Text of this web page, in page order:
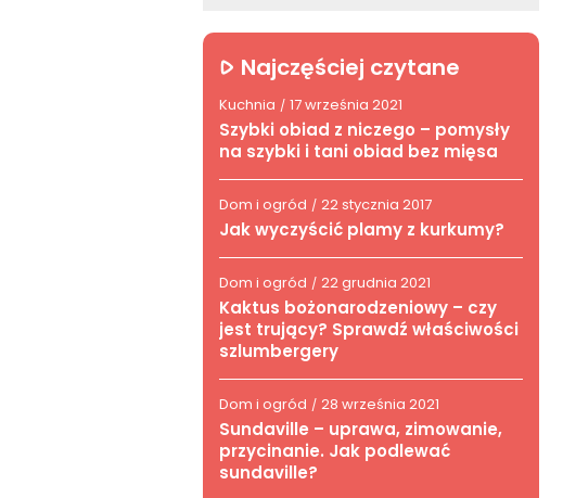
Najczęściej czytane
Kuchnia / 17 września 2021
Szybki obiad z niczego – pomysły
na szybki i tani obiad bez mięsa
Dom i ogród / 22 stycznia 2017
Jak wyczyścić plamy z kurkumy?
Dom i ogród / 22 grudnia 2021
Kaktus bożonarodzeniowy – czy
jest trujący? Sprawdź właściwości
szlumbergery
Dom i ogród / 28 września 2021
Sundaville – uprawa, zimowanie,
przycinanie. Jak podlewać
sundaville?